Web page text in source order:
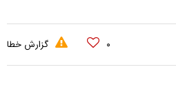
۰ گزارش خطا